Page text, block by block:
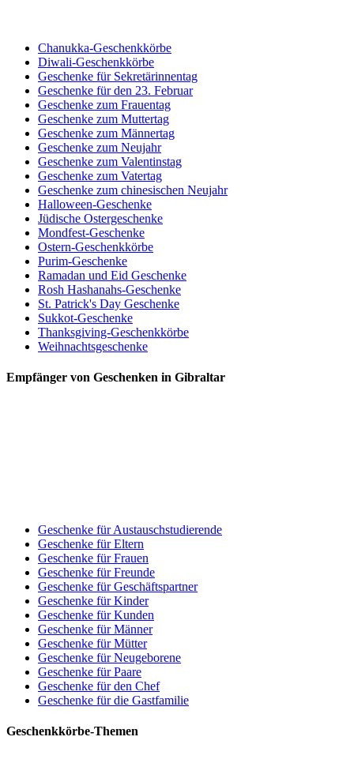
Chanukka-Geschenkkörbe
Diwali-Geschenkkörbe
Geschenke für Sekretärinnentag
Geschenke für den 23. Februar
Geschenke zum Frauentag
Geschenke zum Muttertag
Geschenke zum Männertag
Geschenke zum Neujahr
Geschenke zum Valentinstag
Geschenke zum Vatertag
Geschenke zum chinesischen Neujahr
Halloween-Geschenke
Jüdische Ostergeschenke
Mondfest-Geschenke
Ostern-Geschenkkörbe
Purim-Geschenke
Ramadan und Eid Geschenke
Rosh Hashanahs-Geschenke
St. Patrick's Day Geschenke
Sukkot-Geschenke
Thanksgiving-Geschenkkörbe
Weihnachtsgeschenke
Empfänger von Geschenken in Gibraltar
Geschenke für Austauschstudierende
Geschenke für Eltern
Geschenke für Frauen
Geschenke für Freunde
Geschenke für Geschäftspartner
Geschenke für Kinder
Geschenke für Kunden
Geschenke für Männer
Geschenke für Mütter
Geschenke für Neugeborene
Geschenke für Paare
Geschenke für den Chef
Geschenke für die Gastfamilie
Geschenkkörbe-Themen